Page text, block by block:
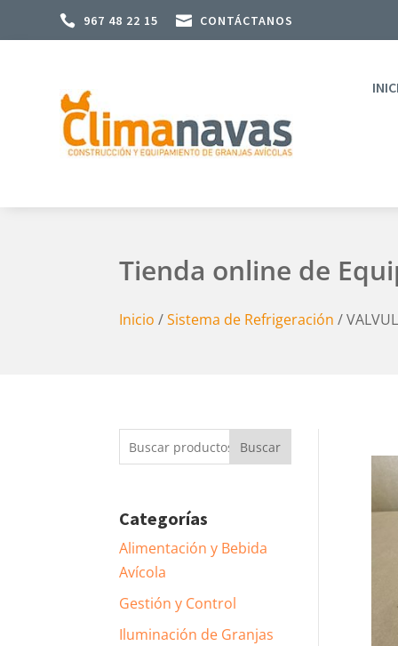
 967 48 22 15  CONTÁCTANOS
Tienda online de
Inicio /Sistema de Refrigeración /
Buscar
por:
Buscar
Categorías
Alimentación y Bebida
Avícola
Gestión y Control
Iluminación de Granjas